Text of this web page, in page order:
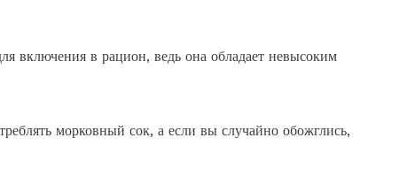
включения в рацион, ведь она обладает невысоким
морковный сок, а если вы случайно обожглись,